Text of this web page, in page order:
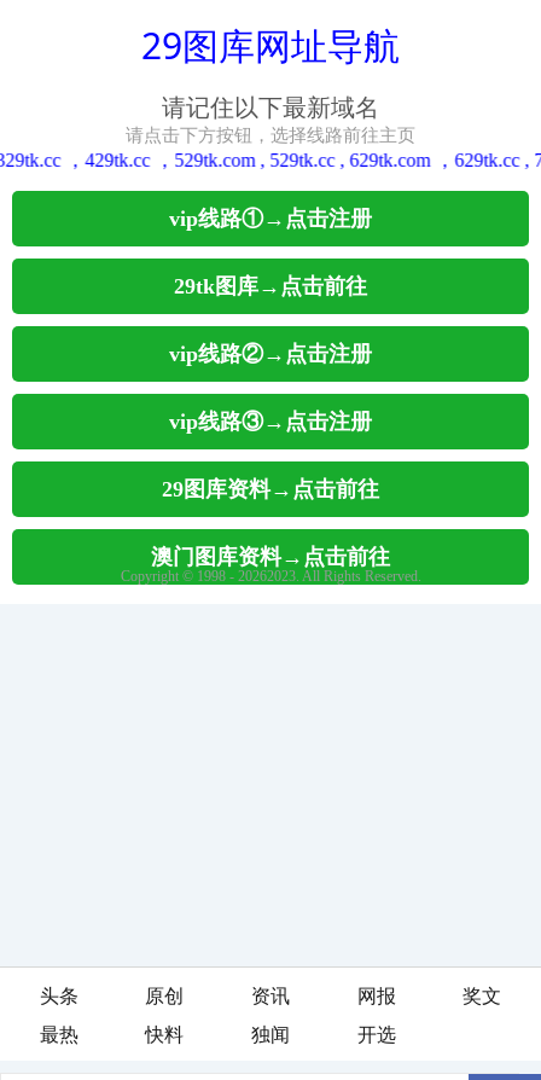
头条 原创 资讯 网报
奖文
最热
快料 独闻 开选